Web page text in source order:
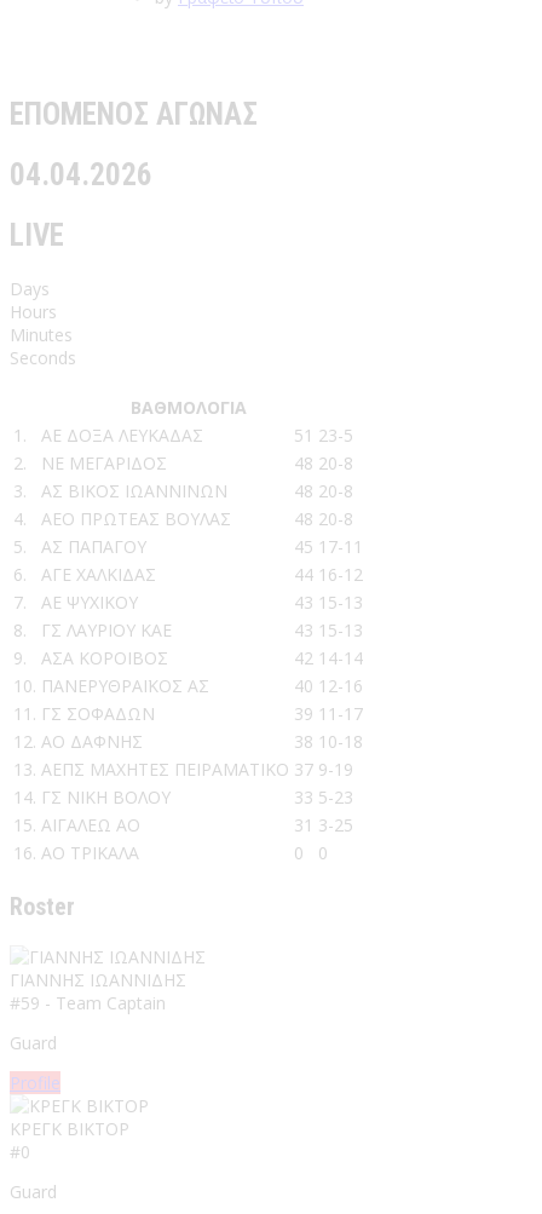
ΕΠΟΜΕΝΟΣ ΑΓΩΝΑΣ
04.04.2026
LIVE
Days
Hours
Minutes
Seconds
ΒΑΘΜΟΛΟΓΙΑ
1.
ΑΕ ΔΟΞΑ ΛΕΥΚΑΔΑΣ 51 23-5
2.
ΝΕ ΜΕΓΑΡΙΔΟΣ 48 20-8
3.
ΑΣ ΒΙΚΟΣ ΙΩΑΝΝΙΝΩΝ 48 20-8
4.
ΑΕΟ ΠΡΩΤΕΑΣ ΒΟΥΛΑΣ 48 20-8
5.
ΑΣ ΠΑΠΑΓΟΥ 45 17-11
6.
ΑΓΕ ΧΑΛΚΙΔΑΣ 44 16-12
7.
ΑΕ ΨΥΧΙΚΟΥ 43 15-13
8.
ΓΣ ΛΑΥΡΙΟΥ ΚΑΕ 43 15-13
9.
ΑΣΑ ΚΟΡΟΙΒΟΣ 42 14-14
10. ΠΑΝΕΡΥΘΡΑΪΚΟΣ ΑΣ 40 12-16
11. ΓΣ ΣΟΦΑΔΩΝ 39 11-17
12. ΑΟ ΔΑΦΝΗΣ 38 10-18
13. ΑΕΠΣ ΜΑΧΗΤΕΣ ΠΕΙΡΑΜΑΤΙΚΟ 37 9-19
14. ΓΣ ΝΙΚΗ ΒΟΛΟΥ 33 5-23
15. ΑΙΓΑΛΕΩ ΑΟ 31 3-25
16. ΑΟ ΤΡΙΚΑΛΑ 0 0
Roster
ΓΙΑΝΝΗΣ ΙΩΑΝΝΙΔΗΣ
#59 - Team Captain
Guard
Profile
ΚΡΕΓΚ ΒΙΚΤΟΡ
#0
Guard